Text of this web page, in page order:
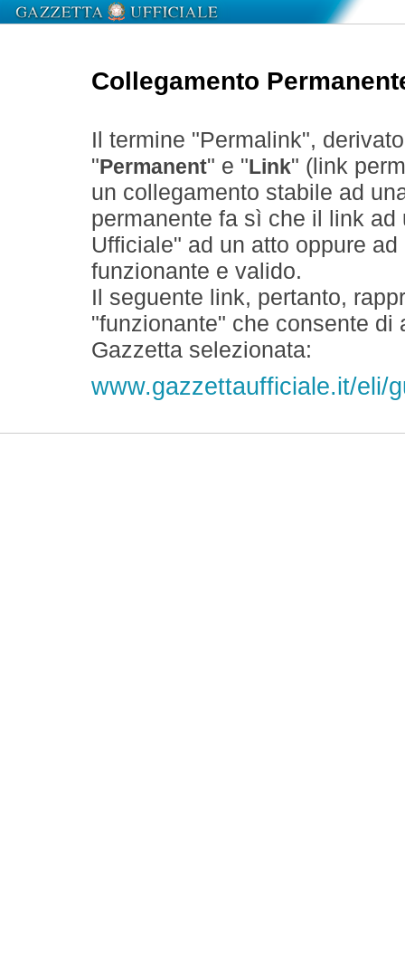
Collegamento
Il termine "Permalink",
" Permanent" e " Link" (link
un collegamento stabile ad
permanente fa sì che il link
Ufficiale" ad un atto oppure
funzionante e valido.
Il seguente link, pertanto,
"funzionante" che consente
Gazzetta selezionata:
www.gazzettaufficiale.it/eli/